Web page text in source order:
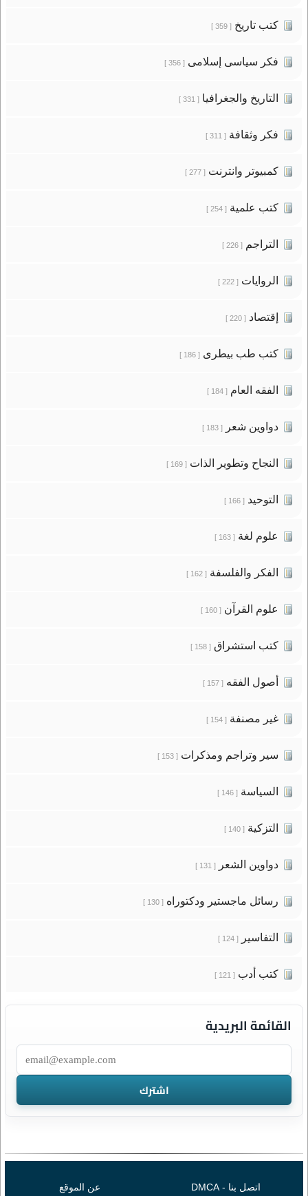
كتب تاريخ[ 359 ]
فكر سياسى إسلامى[ 356 ]
التاريخ والجغرافيا[ 331 ]
فكر وثقافة[ 311 ]
كمبيوتر وانترنت[ 277 ]
كتب علمية[ 254 ]
التراجم[ 226 ]
الروايات[ 222 ]
إقتصاد[ 220 ]
كتب طب بيطرى[ 186 ]
الفقه العام[ 184 ]
دواوين شعر[ 183 ]
النجاح وتطوير الذات[ 169 ]
التوحيد[ 166 ]
علوم لغة[ 163 ]
الفكر والفلسفة[ 162 ]
علوم القرآن[ 160 ]
كتب استشراق[ 158 ]
أصول الفقه[ 157 ]
غير مصنفة[ 154 ]
سير وتراجم ومذكرات[ 153 ]
السياسة[ 146 ]
التزكية[ 140 ]
دواوين الشعر[ 131 ]
رسائل ماجستير ودكتوراه[ 130 ]
التفاسير[ 124 ]
كتب أدب[ 121 ]
القائمة البريدية
اتصل بنا - DMCA عن الموقع